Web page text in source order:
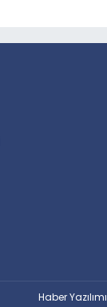
Haber Yazılımı